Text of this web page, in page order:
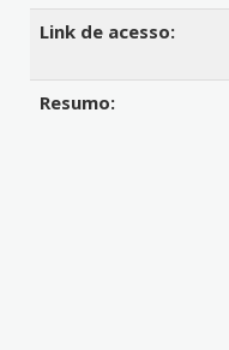
Link de acesso:
Resumo: